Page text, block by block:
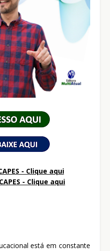
- Clique aqui
- Clique aqui
está em constante